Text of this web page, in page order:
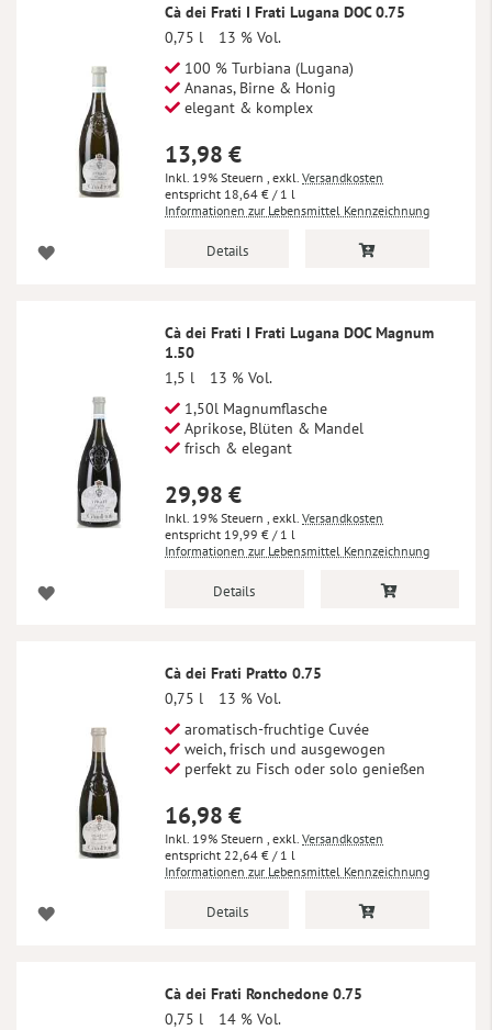
Cà dei Frati I Frati Lugana DOC 0.75
0,75 l
13 % Vol.
100 % Turbiana (Lugana)
Ananas, Birne & Honig
elegant & komplex
13,98 €
Inkl. 19% Steuern exkl. Versandkosten
18,64 € / 1 l
Informationen zur Lebensmittel Kennzeichnung
Details
Cà dei Frati I Frati Lugana DOC Magnum
1.50
1,5 l
13 % Vol.
1,50l Magnumflasche
Aprikose, Blüten & Mandel
frisch & elegant
29,98 €
Inkl. 19% Steuern exkl. Versandkosten
19,99 € / 1 l
Informationen zur Lebensmittel Kennzeichnung
Details
Cà dei Frati Pratto 0.75
0,75 l
13 % Vol.
aromatisch-fruchtige Cuvée
weich, frisch und ausgewogen
perfekt zu Fisch oder solo genießen
16,98 €
Inkl. 19% Steuern exkl. Versandkosten
22,64 € / 1 l
Informationen zur Lebensmittel Kennzeichnung
Details
Cà dei Frati Ronchedone 0.75
0,75 l
14 % Vol.